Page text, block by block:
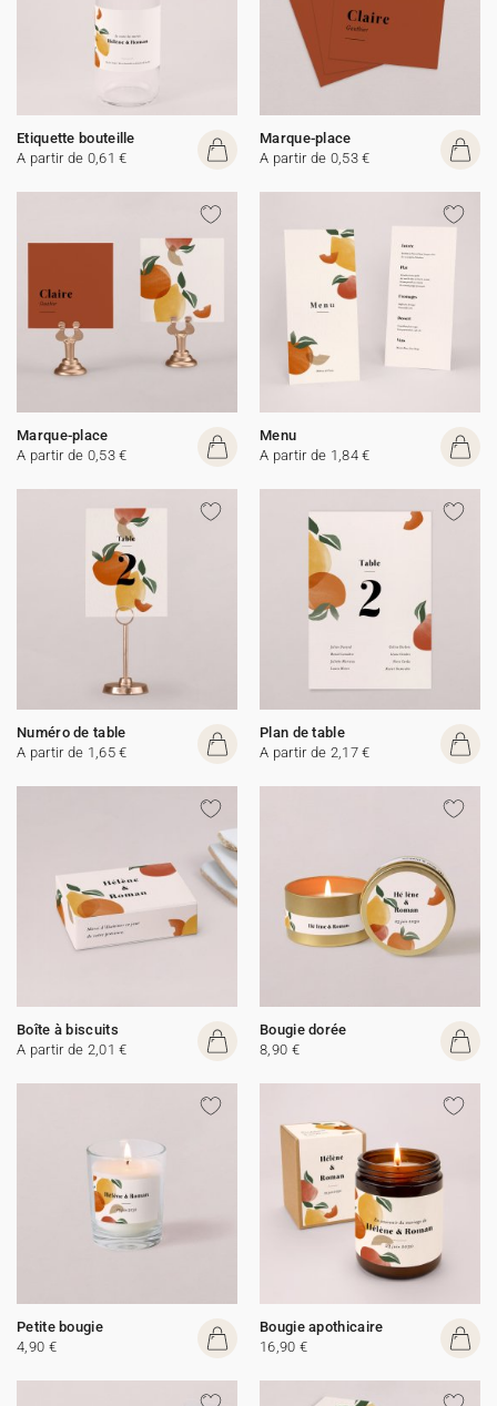
Etiquette bouteille
A partir de 0,61 €
Marque-place
A partir de 0,53 €
Marque-place
A partir de 0,53 €
Menu
A partir de 1,84 €
Numéro de table
A partir de 1,65 €
Plan de table
A partir de 2,17 €
Boîte à biscuits
A partir de 2,01 €
Bougie dorée
8,90 €
Petite bougie
4,90 €
Bougie apothicaire
16,90 €